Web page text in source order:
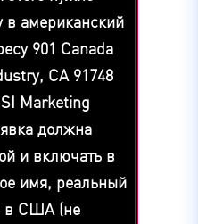
в американский
901 Canada
CA 91748
Marketing
должна
и включать в
имя, реальный
в США (не